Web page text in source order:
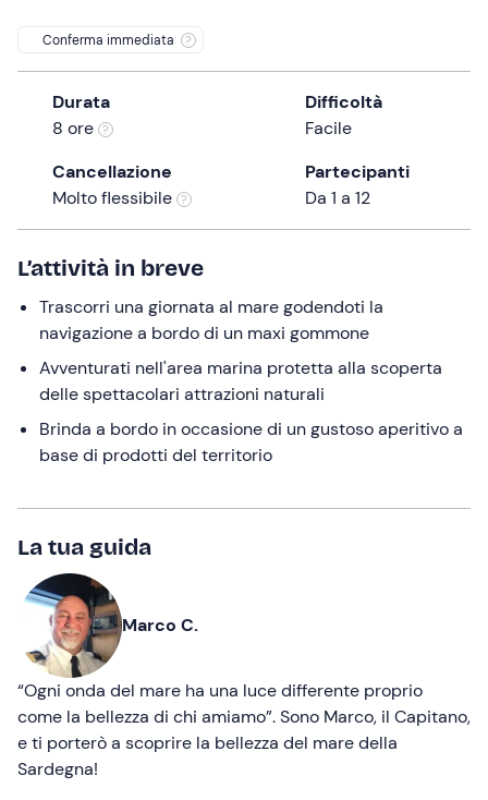
key
to
shortcuts
changing
dates.
Conferma immediata
Durata
8 ore
Difficoltà
Facile
Cancellazione
Molto flessibile
Partecipanti
Da 1 a 12
L’attività in breve
Trascorri una giornata al mare godendoti la
navigazione a bordo di un maxi gommone
Avventurati nell'area marina protetta alla scoperta
delle spettacolari attrazioni naturali
Brinda a bordo in occasione di un gustoso aperitivo a
base di prodotti del territorio
La tua guida
Marco C.
“Ogni onda del mare ha una luce differente proprio
come la bellezza di chi amiamo”. Sono Marco, il Capitano,
e ti porterò a scoprire la bellezza del mare della
Sardegna!